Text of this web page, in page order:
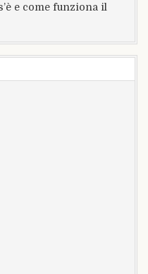
e come funziona il